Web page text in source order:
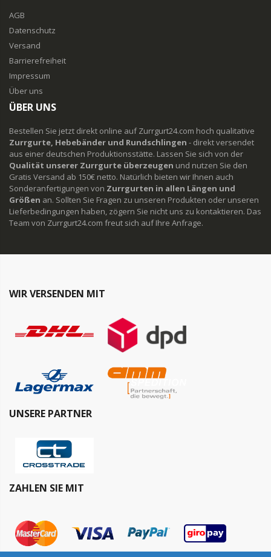
AGB
Datenschutz
Versand
Barrierefreiheit
Impressum
Über uns
ÜBER UNS
Bestellen Sie jetzt direkt online auf Zurrgurt24.com hoch qualitative
Zurrgurte, Hebebänder und Rundschlingen - direkt versendet
aus einer deutschen Produktionsstätte. Lassen Sie sich von der
Qualität unserer Zurrgurte überzeugen und nutzen Sie den
Gratis Versand ab 150€ netto. Natürlich bieten wir Ihnen auch
Sonderanfertigungen von Zurrgurten in allen Längen und
Größen an. Sollten Sie Fragen zu unseren Produkten oder unseren
Lieferbedingungen haben, zögern Sie nicht uns zu kontaktieren. Das
Team von Zurrgurt24.com freut sich auf Ihre Anfrage.
WIR VERSENDEN MIT
UNSERE PARTNER
ZAHLEN SIE MIT